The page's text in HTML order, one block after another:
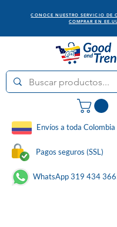
CONOCE NUESTRO SERVICIO DE
COMPRAR EN
Envíos a toda Colombia
Pagos seguros (SSL)
WhatsApp 319 434